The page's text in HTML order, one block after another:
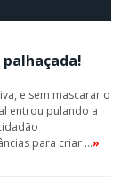
e sem mascarar o
entrou pulando a
para criar …»